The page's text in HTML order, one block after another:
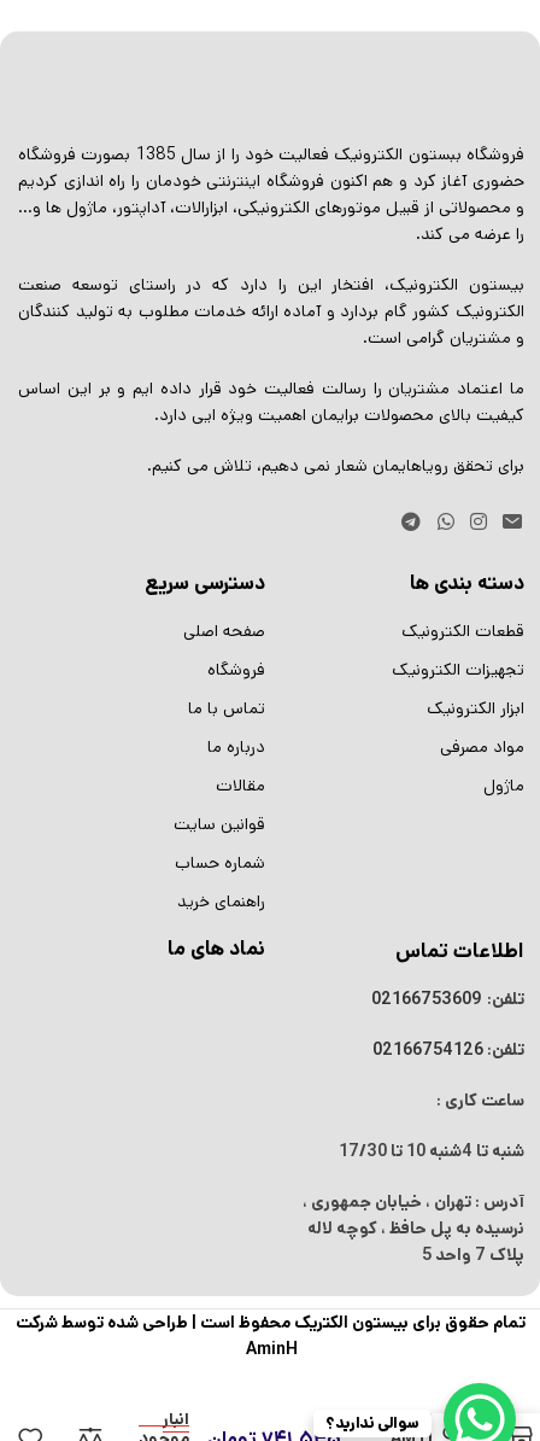
فروشگاه ببستون الکترونیک فعالیت خود را از سال 1385 بصورت فروشگاه
حضوری آغاز کرد و هم اکنون فروشگاه اینترنتی خودمان را راه اندازی کردیم
و محصولاتی از قبیل موتورهای الکترونیکی، ابزارالات، آداپتور، ماژول ها و…
را عرضه می کند.
بیستون الکترونیک، افتخار این را دارد که در راستای توسعه صنعت
الکترونیک کشور گام بردارد و آماده ارائه خدمات مطلوب به تولید کنندگان
و مشتریان گرامی است.
ما اعتماد مشتریان را رسالت فعالیت خود قرار داده ایم و بر این اساس
کیفیت بالای محصولات برایمان اهمیت ویژه ایی دارد.
برای تحقق رویاهایمان شعار نمی دهیم، تلاش می کنیم.
دسته بندی ها
قطعات الکترونیک
تجهیزات الکترونیک
ابزار الکترونیک
مواد مصرفی
ماژول
دسترسی سریع
صفحه اصلی
فروشگاه
تماس با ما
درباره ما
مقالات
قوانین سایت
شماره حساب
راهنمای خرید
اطلاعات تماس
تلفن: 02166753609
تلفن: 02166754126
ساعت کاری :
شنبه تا 4شنبه 10 تا 17/30
آدرس : تهران ، خیابان جمهوری ،
نرسیده به پل حافظ ، کوچه لاله
پلاک 7 واحد 5
نماد های ما
تمام حقوق برای بیستون الکتریک محفوظ است | طراحی شده توسط شرکت
AminH
خمیر فلاکس
لیوانی (آبی)
انبار
سوالی ندارید؟ 0